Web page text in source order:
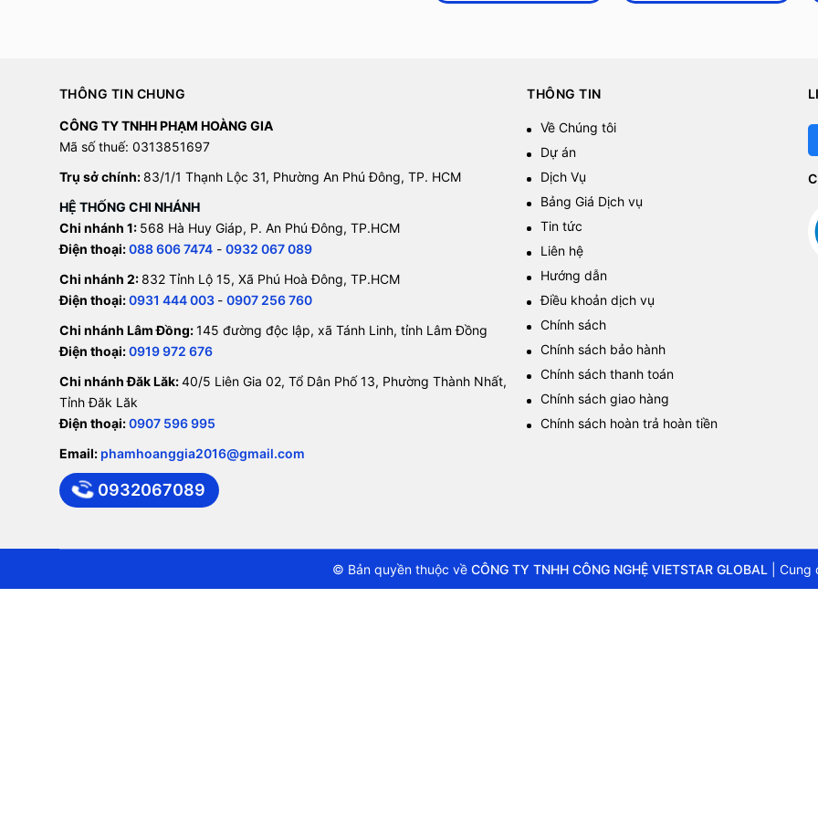
THÔNG TIN CHUNG
CÔNG TY TNHH PHẠM HOÀNG GIA
Mã số thuế: 0313851697
Trụ sở chính: 83/1/1 Thạnh Lộc 31, Phường An Phú Đông, TP. HCM
HỆ THỐNG CHI NHÁNH
Chi nhánh 1: 568 Hà Huy Giáp, P. An Phú Đông, TP.HCM
Điện thoại:088 606 7474- 0932 067 089
Chi nhánh 2: 832 Tỉnh Lộ 15, Xã Phú Hoà Đông, TP.HCM
Điện thoại:0931 444 003 - 0907 256 760
Chi nhánh Lâm Đồng:145 đường độc lập, xã Tánh Linh, tỉnh Lâm Đồng
Điện thoại:0919 972 676
Chi nhánh Đăk Lăk:40/5 Liên Gia 02, Tổ Dân Phố 13, Phường Thành Nhất,
Tỉnh Đăk Lăk
Điện thoại:0907 596 995
Email: phamhoanggia2016@gmail.com
0932067089
THÔNG TIN
Về Chúng tôi
Dự án
Dịch Vụ
Bảng Giá Dịch vụ
Tin tức
Liên hệ
Hướng dẫn
Điều khoản dịch vụ
Chính sách
Chính sách bảo hành
Chính sách thanh toán
Chính sách giao hàng
Chính sách hoàn trả hoàn tiền
© Bản quyền thuộc về CÔNG TY TNHH CÔNG NGHỆ VIETSTAR GLOBAL Cung